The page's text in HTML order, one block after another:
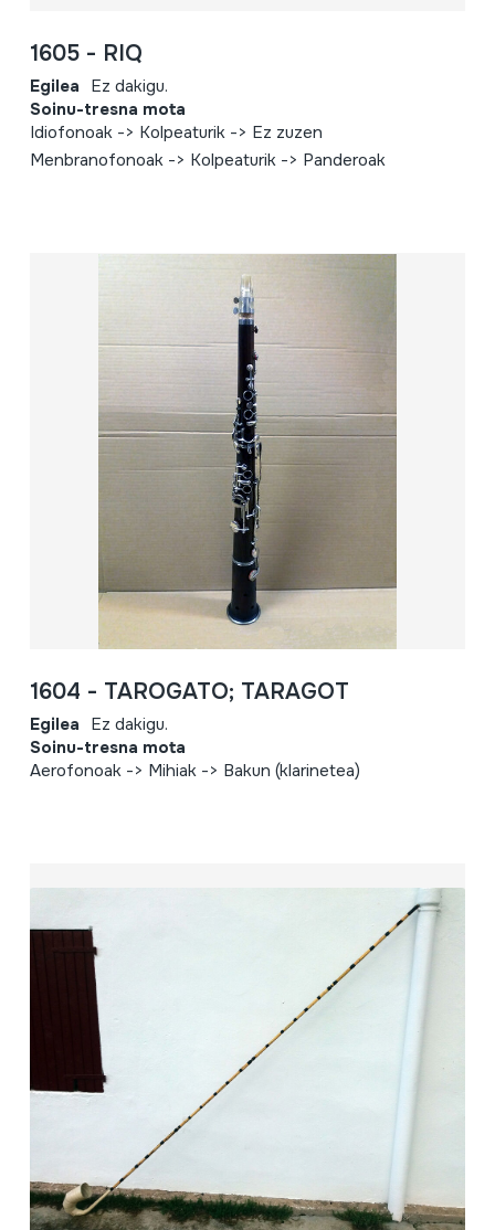
1605 - RIQ
Egilea Ez dakigu.
Soinu-tresna mota
Idiofonoak -> Kolpeaturik -> Ez zuzen
Menbranofonoak -> Kolpeaturik -> Panderoak
1604 - TAROGATO; TARAGOT
Egilea Ez dakigu.
Soinu-tresna mota
Aerofonoak -> Mihiak -> Bakun (klarinetea)